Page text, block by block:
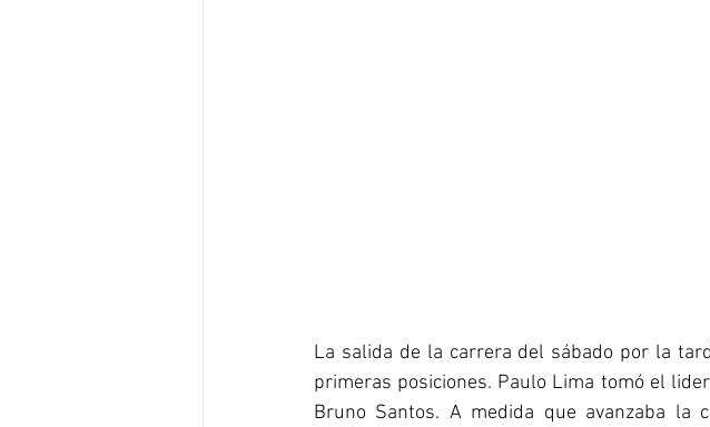
La salida de la carrera del sábado por la
primeras posiciones. Paulo Lima tomó el
Bruno Santos. A medida que avanzaba la